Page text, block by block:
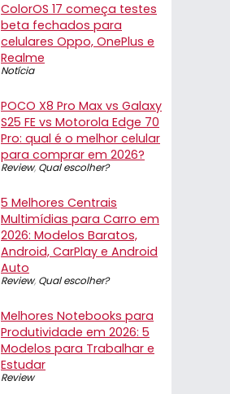
ColorOS 17 começa testes
beta fechados para
celulares Oppo, OnePlus e
Realme
Notícia
POCO X8 Pro Max vs Galaxy
S25 FE vs Motorola Edge 70
Pro: qual é o melhor celular
para comprar em 2026?
Review, Qual escolher?
5 Melhores Centrais
Multimídias para Carro em
2026: Modelos Baratos,
Android, CarPlay e Android
Auto
Review, Qual escolher?
Melhores Notebooks para
Produtividade em 2026: 5
Modelos para Trabalhar e
Estudar
Review